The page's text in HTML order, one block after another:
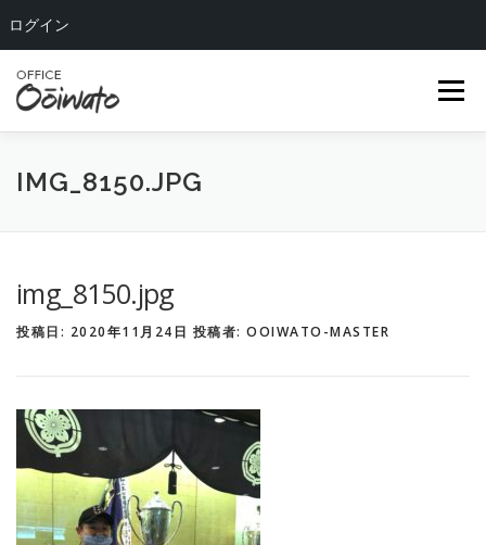
メニュー
HOME ABOUT US
IMG_8150.JPG
img_8150.jpg
投稿日: 2020年11月24日 投稿者: OOIWATO-MASTER
ログイン